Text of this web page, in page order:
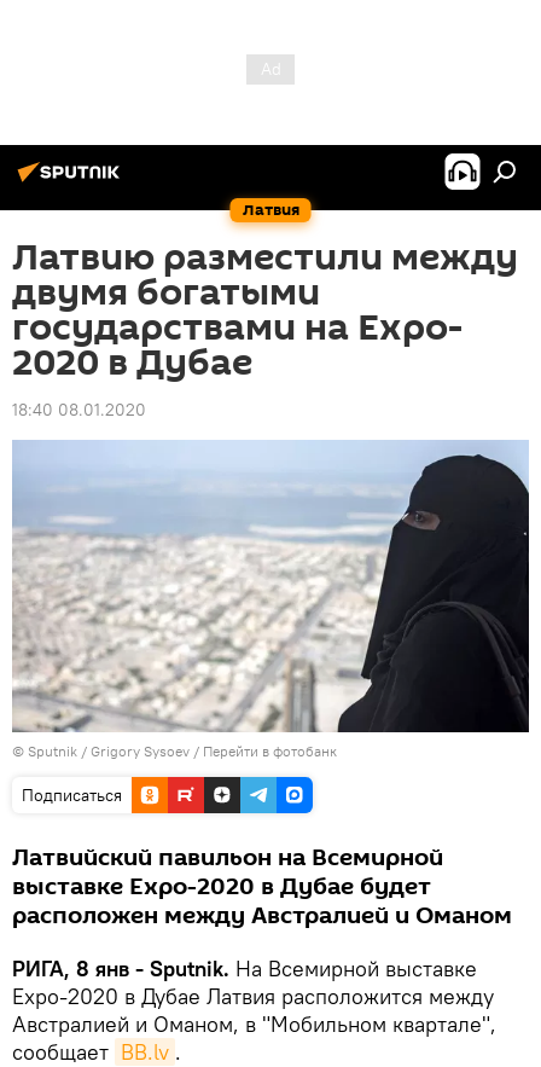
Латвия
Латвию разместили между
двумя богатыми
государствами на Expo-
2020 в Дубае
18:40 08.01.2020
© Sputnik / Grigory Sysoev / Перейти в фотобанк
Подписаться
Латвийский павильон на Всемирной
выставке Expo-2020 в Дубае будет
расположен между Австралией и Оманом
РИГА, 8 янв - Sputnik. На Всемирной выставке
Expo-2020 в Дубае Латвия расположится между
Австралией и Оманом, в "Мобильном квартале",
сообщает BB.lv .